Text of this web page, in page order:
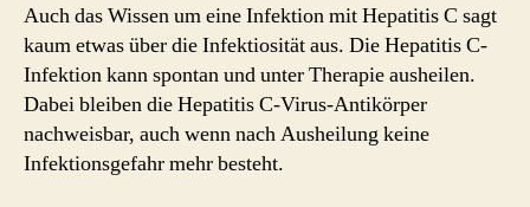
Auch das Wissen um eine Infektion mit Hepatitis C sagt
kaum etwas über die Infektiosität aus. Die Hepatitis C-
Infektion kann spontan und unter Therapie ausheilen.
Dabei bleiben die Hepatitis C-Virus-Antikörper
nachweisbar, auch wenn nach Ausheilung keine
Infektionsgefahr mehr besteht.